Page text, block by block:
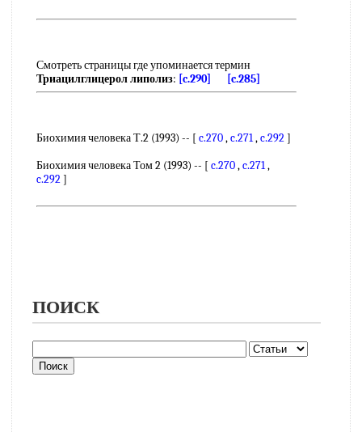
Смотреть страницы где упоминается термин
Триацилглицерол липолиз: [c.290] [c.285]
Биохимия человека Т.2 (1993) -- [ c.270,c.271,c.292]
Биохимия человека Том 2 (1993) -- [ c.270,c.271,
c.292]
ПОИСК